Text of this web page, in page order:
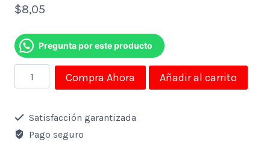
$8,05
Pregunta por este producto
Parlantes
6w
Conector
Compra Ahora Añadir al carrito
Satisfacción garantizada
Pago seguro